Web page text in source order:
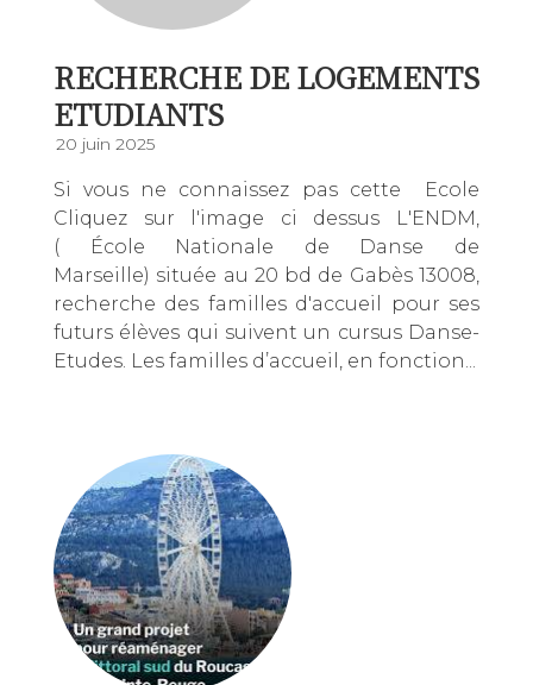
RECHERCHE DE LOGEMENTS
ETUDIANTS
20 juin 2025
Si vous ne connaissez pas cette Ecole
Cliquez sur l'image ci dessus L'ENDM,
( École Nationale de Danse de
Marseille) située au 20 bd de Gabès 13008,
recherche des familles d'accueil pour ses
futurs élèves qui suivent un cursus Danse-
Etudes. Les familles d’accueil, en fonction...